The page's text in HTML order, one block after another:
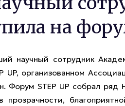
на
научный сотрудник
UP, организованном
Форум STEP UP собрал ряд
прозрачности,